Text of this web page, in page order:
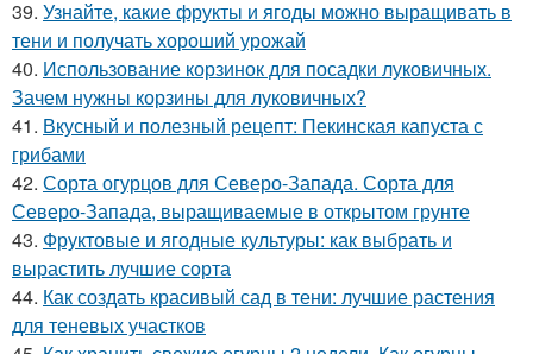
39. Узнайте, какие фрукты и ягоды можно выращивать в
тени и получать хороший урожай
40. Использование корзинок для посадки луковичных.
Зачем нужны корзины для луковичных?
41. Вкусный и полезный рецепт: Пекинская капуста с
грибами
42. Сорта огурцов для Северо-Запада. Сорта для
Северо-Запада, выращиваемые в открытом грунте
43. Фруктовые и ягодные культуры: как выбрать и
вырастить лучшие сорта
44. Как создать красивый сад в тени: лучшие растения
для теневых участков